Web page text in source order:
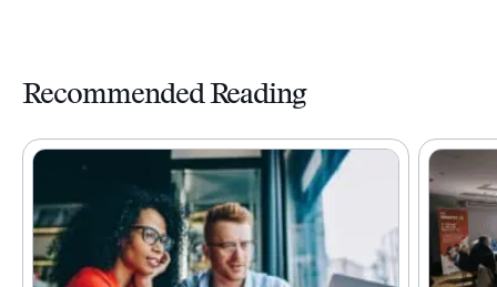
Recommended Reading